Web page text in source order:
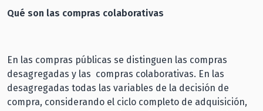
Qué son las compras colaborativas
En las compras públicas se distinguen las compras
desagregadas y las compras colaborativas. En las
desagregadas todas las variables de la decisión de
compra, considerando el ciclo completo de adquisición,